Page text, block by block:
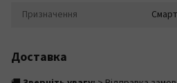
Призначення
Доставка